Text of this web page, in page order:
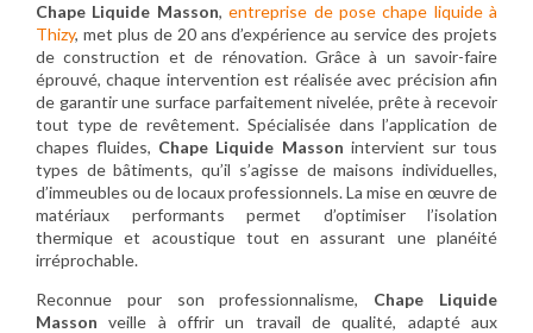
Chape Liquide Masson,entreprise de pose chape liquide à
Thizy, met plus de 20 ans d’expérience au service des projets
de construction et de rénovation. Grâce à un savoir-faire
éprouvé, chaque intervention est réalisée avec précision afin
de garantir une surface parfaitement nivelée, prête à recevoir
tout type de revêtement. Spécialisée dans l’application de
chapes fluides, Chape Liquide Masson intervient sur tous
types de bâtiments, qu’il s’agisse de maisons individuelles,
d’immeubles ou de locaux professionnels. La mise en œuvre de
matériaux performants permet d’optimiser l’isolation
thermique et acoustique tout en assurant une planéité
irréprochable.
Reconnue pour son professionnalisme, Chape Liquide
Masson veille à offrir un travail de qualité, adapté aux